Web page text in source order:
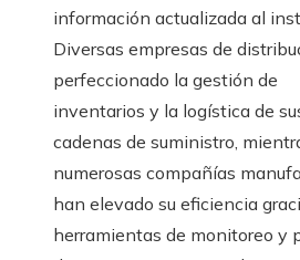
información actualizada al
Diversas empresas de
perfeccionado la gestión de
inventarios y la logística de
cadenas de suministro,
numerosas compañías
han elevado su eficiencia
herramientas de monitoreo y